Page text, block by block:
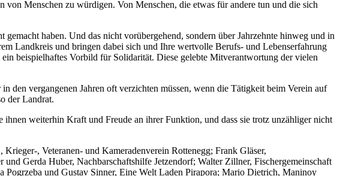
von Menschen zu würdigen. Von Menschen, die etwas für andere tun und die sich
haben. Und das nicht vorübergehend, sondern über Jahrzehnte hinweg und in
Landkreis und bringen dabei sich und Ihre wertvolle Berufs- und Lebenserfahrung
beispielhaftes Vorbild für Solidarität. Diese gelebte Mitverantwortung der vielen
den vergangenen Jahren oft verzichten müssen, wenn die Tätigkeit beim Verein auf
der Landrat.
weiterhin Kraft und Freude an ihrer Funktion, und dass sie trotz unzähliger nicht
, Veteranen- und Kameradenverein Rottenegg; Frank Gläser,
Gerda Huber, Nachbarschaftshilfe Jetzendorf; Walter Zillner, Fischergemeinschaft
und Gustav Sinner, Eine Welt Laden Pirapora; Mario Dietrich, Maninoy